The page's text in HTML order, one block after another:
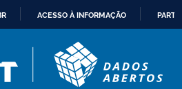
CONTEÚDO
ACESSO À INFORMAÇÃO